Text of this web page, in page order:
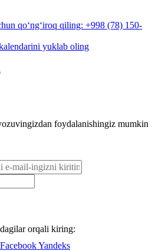
qoʻngʻiroq qiling: +998 (78) 150-
yuklab oling
foydalanishingiz mumkin
orqali kiring:
FacebookYandeks